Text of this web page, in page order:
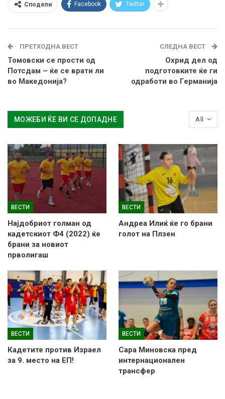
Сподели Facebook Twitter
ПРЕТХОДНА ВЕСТ
Томовски се прости од
Потсдам – ќе се врати ли
во Македонија?
СЛЕДНА ВЕСТ
Охрид дел од
подготовките ќе ги
одработи во Германија
All
МОЖЕБИ ЌЕ ВИ СЕ ДОПАДНЕ
ВЕСТИ
Најдобриот голман од
кадетскиот Ф4 (2022) ќе
брани за новиот
прволигаш
ВЕСТИ
Андреа Илиќ ќе го брани
голот на Плзен
ВЕСТИ
Кадетите против Израел
за 9. место на ЕП!
ВЕСТИ
Сара Миновска пред
интернационален
трансфер